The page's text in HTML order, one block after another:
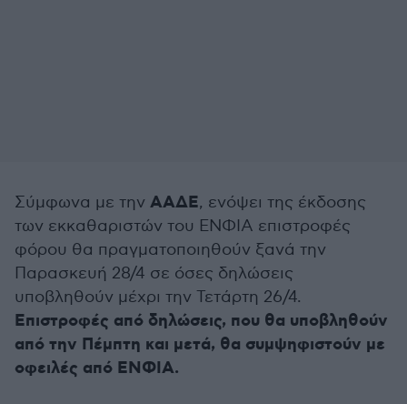
Σύμφωνα με την ΑΑΔΕ, ενόψει της έκδοσης
των εκκαθαριστών του ΕΝΦΙΑ επιστροφές
φόρου θα πραγματοποιηθούν ξανά την
Παρασκευή 28/4 σε όσες δηλώσεις
υποβληθούν μέχρι την Τετάρτη 26/4.
Επιστροφές από δηλώσεις, που θα υποβληθούν
από την Πέμπτη και μετά, θα συμψηφιστούν με
οφειλές από ΕΝΦΙA.